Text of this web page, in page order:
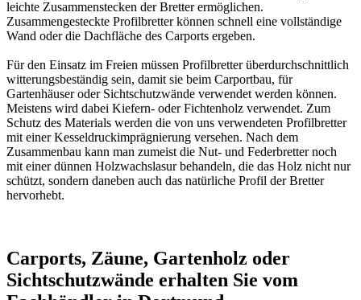
leichte Zusammenstecken der Bretter ermöglichen.
Zusammengesteckte Profilbretter können schnell eine vollständige
Wand oder die Dachfläche des Carports ergeben.
Für den Einsatz im Freien müssen Profilbretter überdurchschnittlich
witterungsbeständig sein, damit sie beim Carportbau, für
Gartenhäuser oder Sichtschutzwände verwendet werden können.
Meistens wird dabei Kiefern- oder Fichtenholz verwendet. Zum
Schutz des Materials werden die von uns verwendeten Profilbretter
mit einerKesseldruckimprägnierung versehen. Nach dem
Zusammenbau kann man zumeist die Nut- und Federbretter noch
mit einer dünnen Holzwachslasur behandeln, die das Holz nicht nur
schützt, sondern daneben auch das natürliche Profil der Bretter
hervorhebt.
Carports, Zäune, Gartenholz oder
Sichtschutzwände erhalten Sie vom